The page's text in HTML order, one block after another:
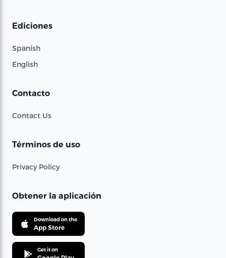
Ediciones
Spanish
English
Contacto
Contact Us
Términos de uso
Privacy Policy
Obtener la aplicación
Download on the
App Store
Get it on